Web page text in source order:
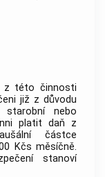
z této činnosti
již z důvodu
starobní nebo
platit daň z
částce
Kčs měsíčně.
stanoví